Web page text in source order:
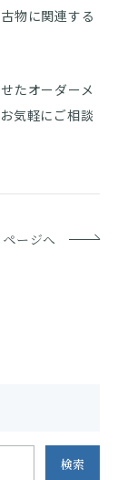
物に関連する
たオーダーメ
気軽にご相談
ージへ
検索